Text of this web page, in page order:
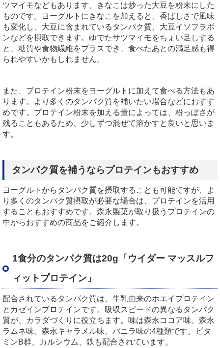
ツマイモなどもあります。きなこは炒った大豆を粉末にした
ものです。ヨーグルトにきなこを加えると、香ばしさで風味
も変化し、大豆に含まれているタンパク質、大豆イソフラボ
ンなどを摂取できます。ゆでたサツマイモをちょい足しする
と、糖質や食物繊維をプラスでき、食べたあとの満足感も得
られやすいかもしれません。
また、プロテイン粉末をヨーグルトに加えて食べる方法もあ
ります。より多くのタンパク質を補いたい場合などにおすす
めです。プロテイン粉末を加える量によっては、粉っぽさが
残ることもあるため、少しずつ混ぜて溶かすと良いと思いま
す。
タンパク質を補うならプロテインもおすすめ
ヨーグルトからタンパク質を摂取することも可能ですが、よ
り多くのタンパク質摂取が必要な場合は、プロテインを活用
することもおすすめです。森永製菓が取り扱うプロテインの
中からおすすめの商品をご紹介します。
1食分のタンパク質は20g「ウイダー マッスルフ
ィットプロテイン」
配合されているタンパク質は、牛乳由来のホエイプロテイン
とカゼインプロテインです。吸収スピードの異なるタンパク
質が、カラダづくりに役立ちます。味は森永ココア味、森永
ラムネ味、森永キャラメル味、バニラ味の4種類です。ビタ
ミンB群、カルシウム、鉄も配合されています。